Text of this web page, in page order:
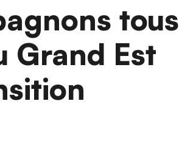
tous
Grand Est